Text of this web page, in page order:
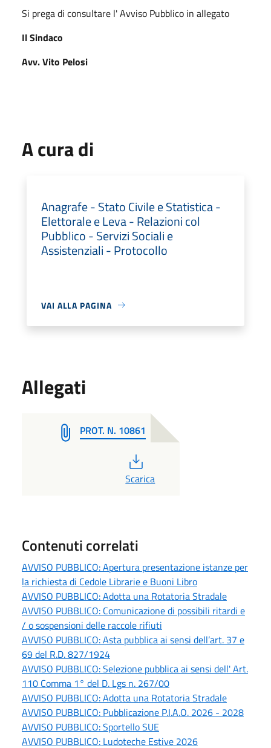
Si prega di consultare l' Avviso Pubblico in allegato
Il Sindaco
Avv. Vito Pelosi
A cura di
Anagrafe - Stato Civile e Statistica -
Elettorale e Leva - Relazioni col
Pubblico - Servizi Sociali e
Assistenziali - Protocollo
VAI ALLA PAGINA
Allegati
PROT. N. 10861
PDF
Scarica
Contenuti correlati
AVVISO PUBBLICO: Apertura presentazione istanze per
la richiesta di Cedole Librarie e Buoni Libro
AVVISO PUBBLICO: Adotta una Rotatoria Stradale
AVVISO PUBBLICO: Comunicazione di possibili ritardi e
/ o sospensioni delle raccole rifiuti
AVVISO PUBBLICO: Asta pubblica ai sensi dell’art. 37 e
69 del R.D. 827/1924
AVVISO PUBBLICO: Selezione pubblica ai sensi dell' Art.
110 Comma 1° del D. Lgs n. 267/00
AVVISO PUBBLICO: Adotta una Rotatoria Stradale
AVVISO PUBBLICO: Pubblicazione P.I.A.O. 2026 - 2028
AVVISO PUBBLICO: Sportello SUE
AVVISO PUBBLICO: Ludoteche Estive 2026